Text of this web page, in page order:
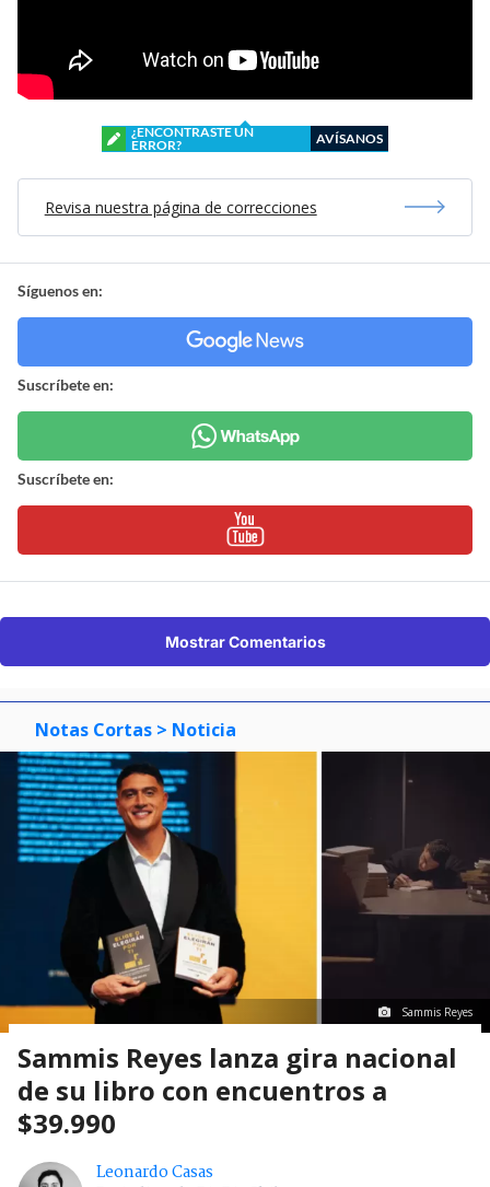
¿ENCONTRASTE UN
ERROR?
AVÍSANOS
Revisa nuestra página de correcciones
Síguenos en:
Suscríbete en:
Suscríbete en:
Mostrar Comentarios
Notas Cortas > Noticia
Sammis Reyes
Sammis Reyes lanza gira nacional
de su libro con encuentros a
$39.990
Leonardo Casas